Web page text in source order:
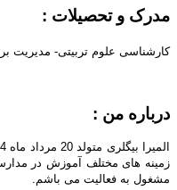
مدرک و تحصیلات :
کارشناسی علوم تربیتی- مدیریت
درباره من :
زمینه های مختلف آموزش در
مشغول به فعالیت می باشم.